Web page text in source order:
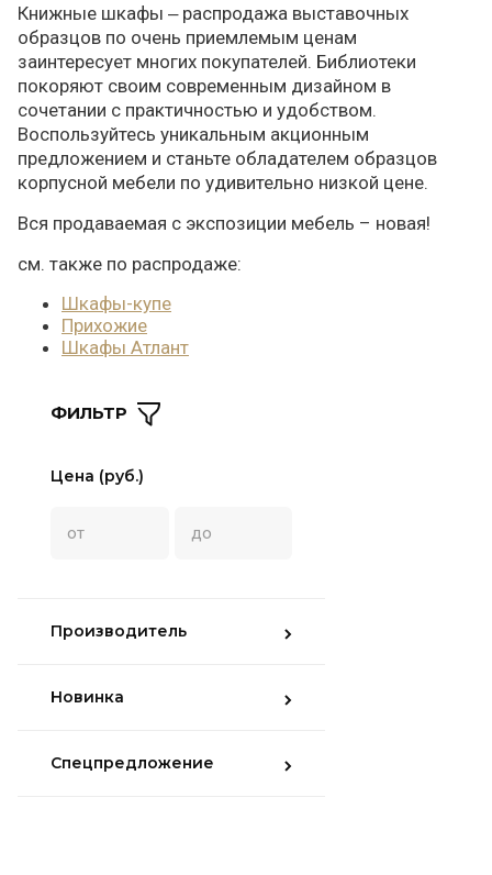
ФИЛЬТР
Цена (руб.)
Производитель
Новинка
Спецпредложение
Книжные шкафы ‒ распродажа выставочных
образцов по очень приемлемым ценам
заинтересует многих покупателей. Библиотеки
покоряют своим современным дизайном в
сочетании с практичностью и удобством.
Воспользуйтесь уникальным акционным
предложением и станьте обладателем образцов
корпусной мебели по удивительно низкой цене.
Вся продаваемая с экспозиции мебель – новая!
см. также по распродаже:
Шкафы-купе
Прихожие
Шкафы Атлант